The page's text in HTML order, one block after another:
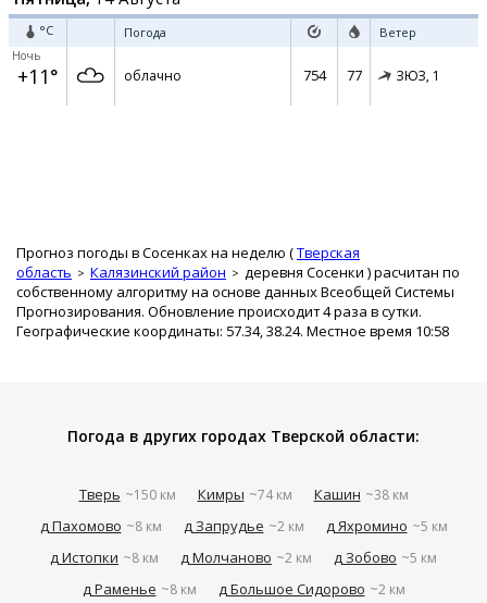
°C Погода Ветер
Ночь
+11° облачно 754 77 ЗЮЗ, 1
Прогноз погоды в Сосенках на неделю (Тверская
область
Калязинский район деревня Сосенки ) расчитан по
собственному алгоритму на основе данных Всеобщей Системы
Прогнозирования. Обновление происходит 4 раза в сутки.
Географические координаты: 57.34, 38.24. Местное время 10:58
Погода в других городах Тверской области:
Тверь ~150 км Кимры ~74 км Кашин ~38 км
д Пахомово ~8 км д Запрудье ~2 км д Яхромино ~5 км
д Истопки ~8 км д Молчаново ~2 км д Зобово ~5 км
д Раменье ~8 км д Большое Сидорово ~2 км